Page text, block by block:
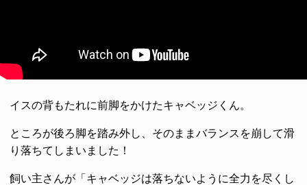
イスの背もたれに前脚をかけたキャベッジくん。
ところが後ろ脚を踏み外し、そのままバランスを崩して滑
り落ちてしまいました！
飼い主さんが「キャベッジは落ちないように全力を尽くし